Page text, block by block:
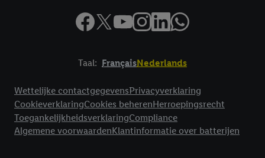
Taal: FrançaisNederlands
Wettelijke contactgegevensPrivacyverklaring
CookieverklaringCookies beherenHerroepingsrecht
ToegankelijkheidsverklaringCompliance
Algemene voorwaardenKlantinformatie over batterijen